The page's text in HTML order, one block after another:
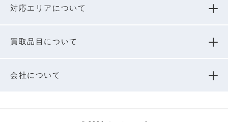
対応エリアについて
買取品⽬について
会社について